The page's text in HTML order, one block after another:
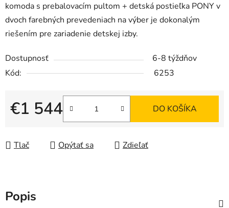
komoda s prebalovacím pultom + detská postieľka PONY v
dvoch farebných prevedeniach na výber je dokonalým
riešením pre zariadenie detskej izby.
Dostupnosť
6-8 týždňov
Kód:
6253
€1 544
Jednotková cena:
DO KOŠÍKA
Tlač Opýtať sa Zdieľať
Popis